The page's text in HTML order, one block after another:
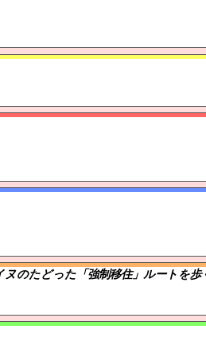
のたどった「強制移住」ルートを歩